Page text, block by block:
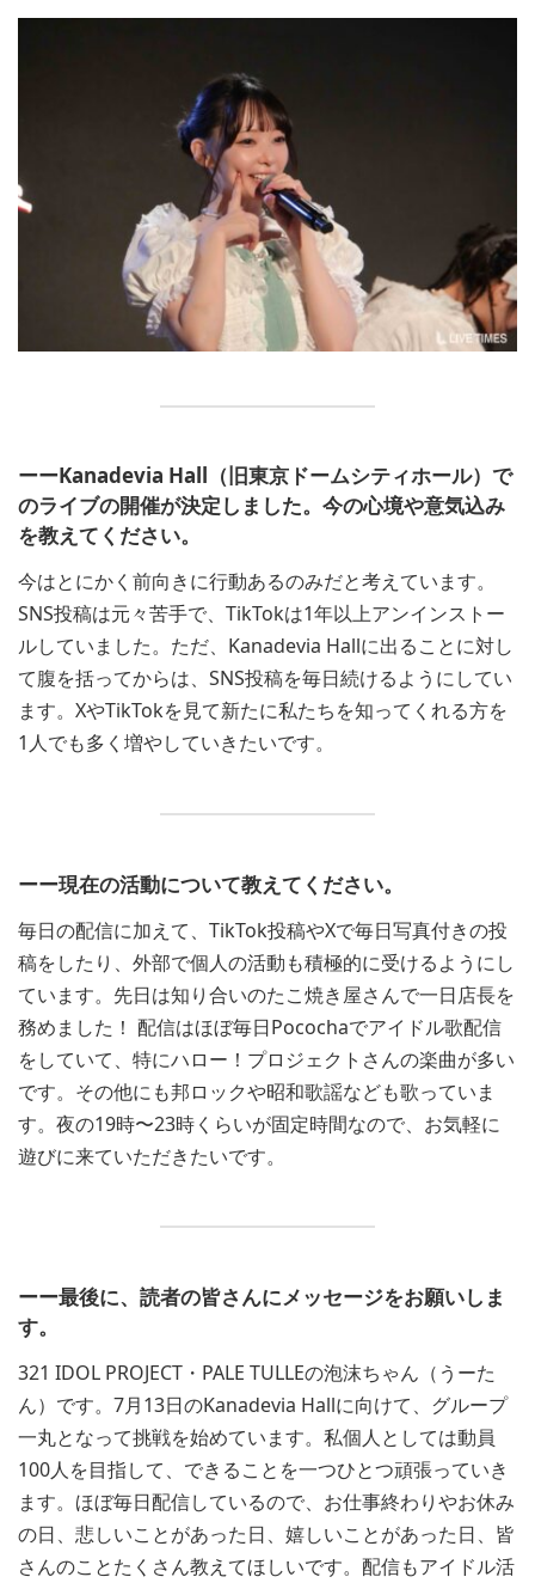
ーーKanadevia Hall（旧東京ドームシティホール）で
のライブの開催が決定しました。今の心境や意気込み
を教えてください。
今はとにかく前向きに行動あるのみだと考えています。
SNS投稿は元々苦手で、TikTokは1年以上アンインストー
ルしていました。ただ、Kanadevia Hallに出ることに対し
て腹を括ってからは、SNS投稿を毎日続けるようにしてい
ます。XやTikTokを見て新たに私たちを知ってくれる方を
1人でも多く増やしていきたいです。
ーー現在の活動について教えてください。
毎日の配信に加えて、TikTok投稿やXで毎日写真付きの投
稿をしたり、外部で個人の活動も積極的に受けるようにし
ています。先日は知り合いのたこ焼き屋さんで一日店長を
務めました！ 配信はほぼ毎日Pocochaでアイドル歌配信
をしていて、特にハロー！プロジェクトさんの楽曲が多い
です。その他にも邦ロックや昭和歌謡なども歌っていま
す。夜の19時〜23時くらいが固定時間なので、お気軽に
遊びに来ていただきたいです。
ーー最後に、読者の皆さんにメッセージをお願いしま
す。
321 IDOL PROJECT・PALE TULLEの泡沫ちゃん（うーた
ん）です。7月13日のKanadevia Hallに向けて、グループ
一丸となって挑戦を始めています。私個人としては動員
100人を目指して、できることを一つひとつ頑張っていき
ます。ほぼ毎日配信しているので、お仕事終わりやお休み
の日、悲しいことがあった日、嬉しいことがあった日、皆
さんのことたくさん教えてほしいです。配信もアイドル活